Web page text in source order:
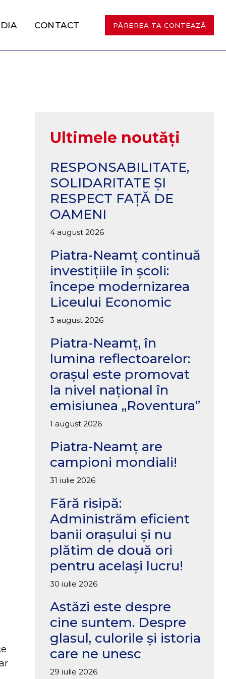
CONTACT PĂREREA TA CONTEAZĂ
Ultimele noutăți
RESPONSABILITATE,
SOLIDARITATE ȘI
RESPECT FAȚĂ DE
OAMENI
4 august 2026
Piatra-Neamț continuă
investițiile în școli:
începe modernizarea
Liceului Economic
3 august 2026
Piatra-Neamț, în
lumina reflectoarelor:
orașul este promovat
la nivel național în
emisiunea „Roventura”
1 august 2026
Piatra-Neamț are
campioni mondiali!
31 iulie 2026
Fără risipă:
Administrăm eficient
banii orașului și nu
plătim de două ori
pentru același lucru!
30 iulie 2026
Astăzi este despre
cine suntem. Despre
glasul, culorile și istoria
care ne unesc
29 iulie 2026